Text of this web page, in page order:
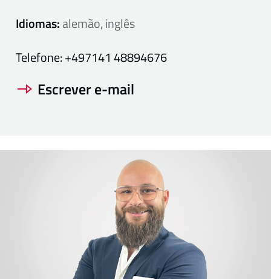
Idiomas:alemão, inglês
Telefone:+497141 48894676
Escrever e-mail